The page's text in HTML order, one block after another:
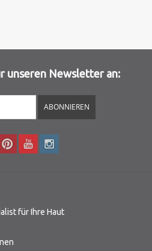
unseren Newsletter an:
ABONNIEREN
für Ihre Haut